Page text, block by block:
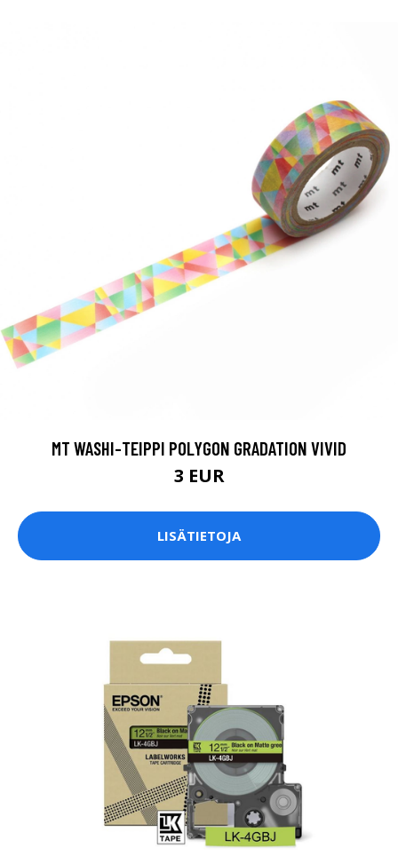
MT WASHI-TEIPPI POLYGON GRADATION VIVID
3 EUR
LISÄTIETOJA